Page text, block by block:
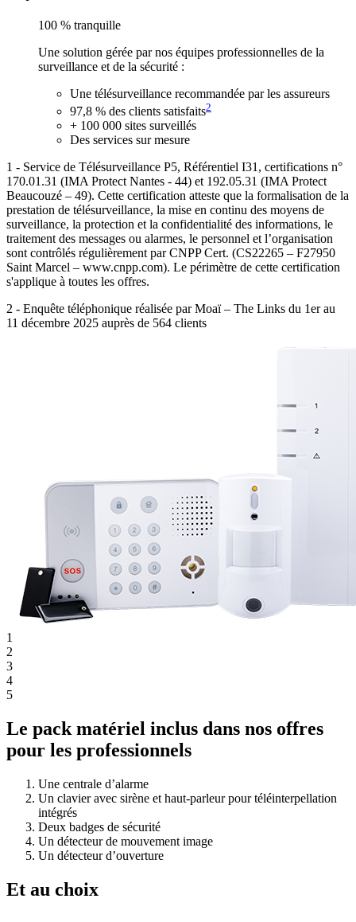
100 % tranquille
Une solution gérée par nos équipes professionnelles de la
surveillance et de la sécurité :
Une télésurveillance recommandée par les assureurs
97,8 % des clients satisfaits2
+ 100 000 sites surveillés
Des services sur mesure
1 - Service de Télésurveillance P5, Référentiel I31, certifications n°
170.01.31 (IMA Protect Nantes - 44) et 192.05.31 (IMA Protect
Beaucouzé – 49). Cette certification atteste que la formalisation de la
prestation de télésurveillance, la mise en continu des moyens de
surveillance, la protection et la confidentialité des informations, le
traitement des messages ou alarmes, le personnel et l’organisation
sont contrôlés régulièrement par CNPP Cert. (CS22265 – F27950
Saint Marcel – www.cnpp.com). Le périmètre de cette certification
s'applique à toutes les offres.
2 - Enquête téléphonique réalisée par Moaï – The Links du 1er au
11 décembre 2025 auprès de 564 clients
1
2
3
4
5
Le pack matériel inclus dans nos offres
pour les professionnels
Une centrale d’alarme
Un clavier avec sirène et haut-parleur pour téléinterpellation
intégrés
Deux badges de sécurité
Un détecteur de mouvement image
Un détecteur d’ouverture
Et au choix